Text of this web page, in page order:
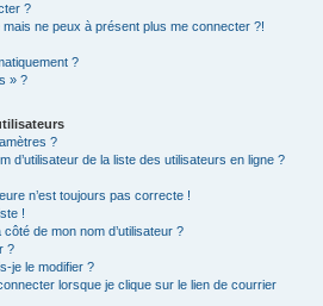
?
ne peux à présent plus me connecter ?!
?
» ?
?
d’utilisateur de la liste des utilisateurs en ligne ?
n’est toujours pas correcte !
!
de mon nom d’utilisateur ?
?
je le modifier ?
lorsque je clique sur le lien de courrier